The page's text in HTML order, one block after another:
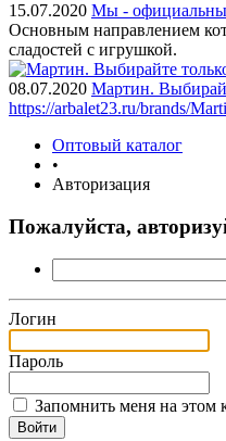
15.07.2020 Мы -
Основным направлением
сладостей с игрушкой.
08.07.2020 Мартин.
https://arbalet23.ru/brands/
Оптовый каталог
•
Авторизация
Пожалуйста,
Логин
Пароль
Запомнить меня на этом